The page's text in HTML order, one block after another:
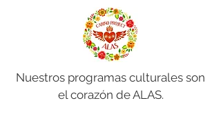
Nuestros programas culturales son
el corazón de ALAS.